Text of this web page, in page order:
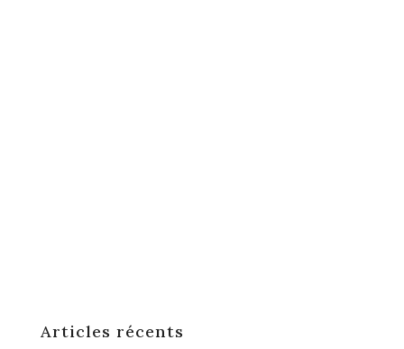
Articles récents